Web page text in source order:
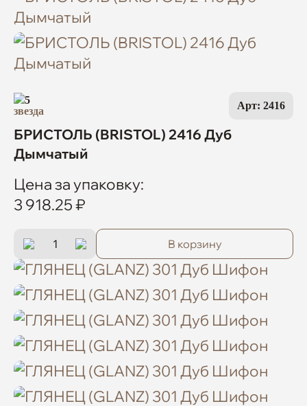
5 Арт: 2416
БРИСТОЛЬ (BRISTOL) 2416 Дуб
Дымчатый
Цена за упаковку:
3 918.25 ₽
В корзину